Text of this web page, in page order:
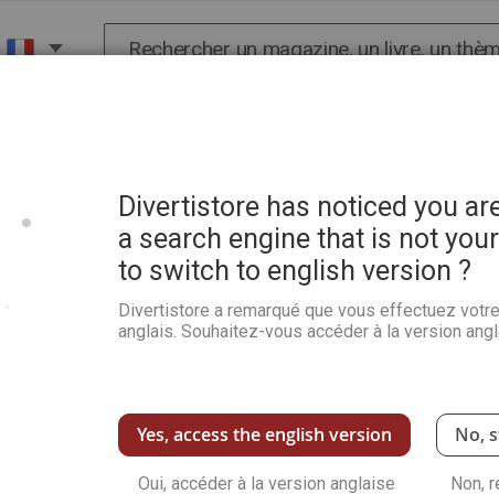
Mythes et Légendes
ET
Divertistore has noticed you
a search engine that is not
to switch to english version ?
Divertistore a remarqué que vous effectuez
anglais. Souhaitez-vous accéder à la version
Yes, access the english version
Oui, accéder à la version anglaise
No,
Non,